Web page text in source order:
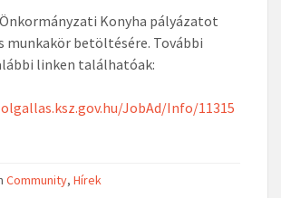
Konyha pályázatot
munkakör betöltésére. További
linken találhatóak:
JobAd/Info/11315
Community, Hírek